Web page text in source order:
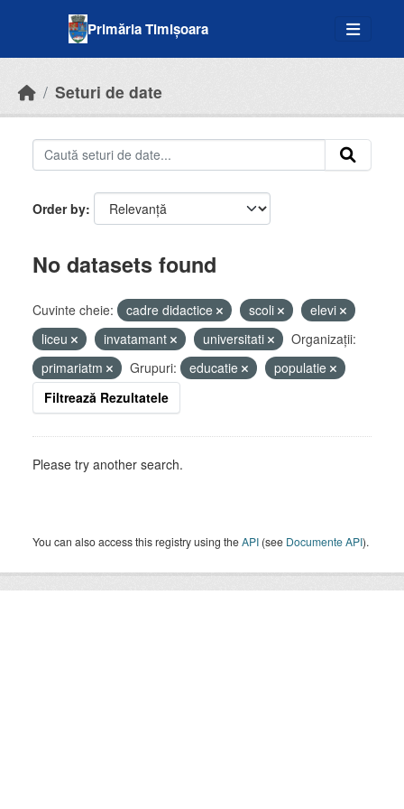
Primăria Timișoara
Seturi de date
Order by
No datasets found
Cuvinte cheie: cadre didactice scoli
elevi
liceu
invatamant universitati
Organizații:
primariatm
Grupuri: educatie
populatie
Filtrează Rezultatele
Please try another search.
You can also access this registry using theAPI (see Documente API).